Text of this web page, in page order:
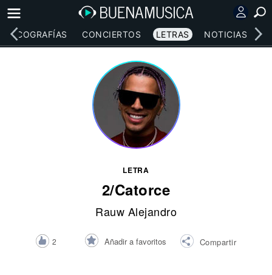
DISCOGRAFÍAS CONCIERTOS LETRAS NOTICIAS
LETRA
2/Catorce
Rauw Alejandro
2 Añadir a favoritos Compartir